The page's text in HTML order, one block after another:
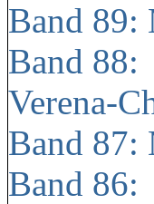
Band 89:
Band 88:
Verena-
Band 87:
Band 86: